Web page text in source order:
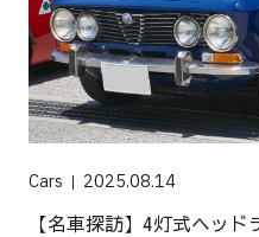
Cars 2025.08.14
【名車探訪】4灯式ヘッ